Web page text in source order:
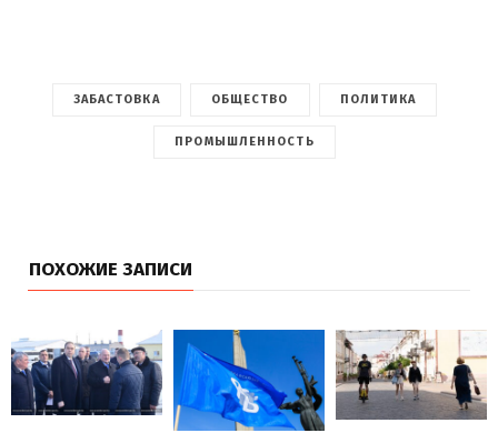
ЗАБАСТОВКА ОБЩЕСТВО ПОЛИТИКА
ПРОМЫШЛЕННОСТЬ
ПОХОЖИЕ ЗАПИСИ